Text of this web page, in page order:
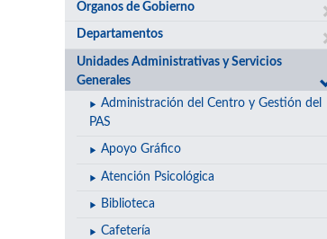
Órganos de Gobierno
Departamentos
Unidades Administrativas y Servicios
Generales
Administración del Centro y Gestión del
PAS
Apoyo Gráfico
Atención Psicológica
Biblioteca
Cafetería